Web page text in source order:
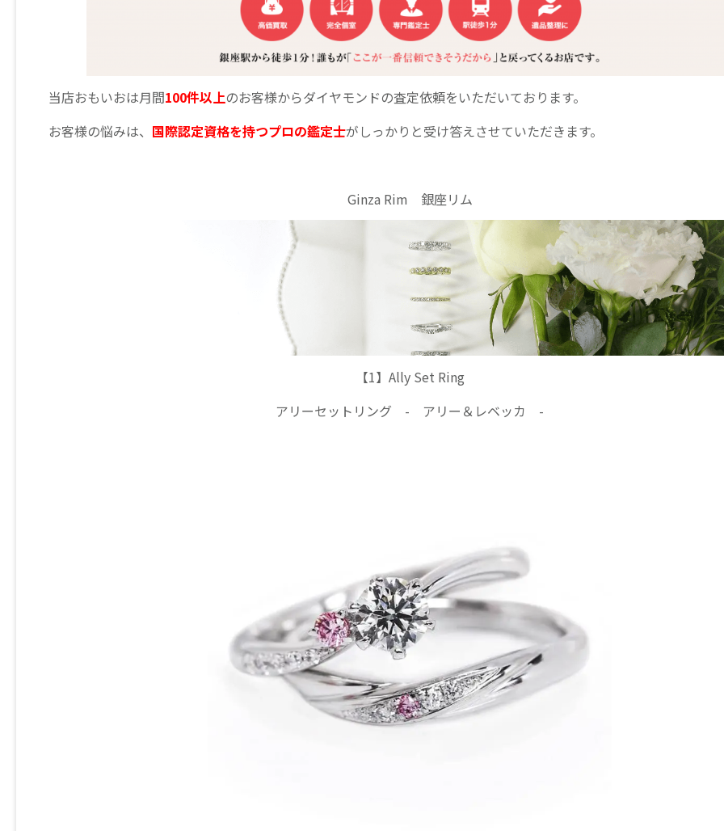
当店おもいおは月間100件以上のお客様からダイヤモンドの査定依頼をいただいております。
お客様の悩みは、 国際認定資格を持つプロの鑑定士がしっかりと受け答えさせていただきます。
Ginza Rim 銀座リム
【1】Ally Set Ring
アリーセットリング - アリー＆レベッカ -